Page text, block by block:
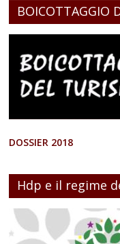
BOICOTTAGGIO
DOSSIER 2018
Hdp e il regime